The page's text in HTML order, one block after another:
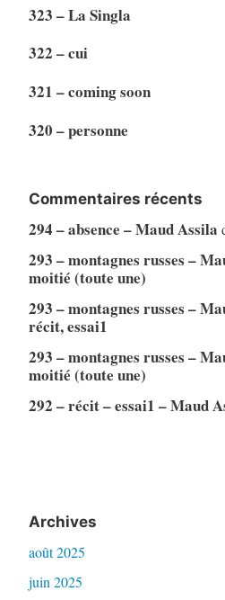
323 – La Singla
322 – cui
321 – coming soon
320 – personne
Commentaires récents
294 – absence – Maud Assila
293 – montagnes russes –
moitié (toute une)
293 – montagnes russes –
récit, essai1
293 – montagnes russes –
moitié (toute une)
292 – récit – essai1 – Maud
Archives
août 2025
juin 2025